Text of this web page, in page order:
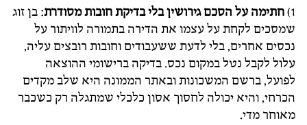
1) חתימה על הסכם גירושין בלי בדיקת חובות מסודרת: בן זוג
שמסכים לקחת על עצמו את הדירה בתמורה לוויתור על
נכסים אחרים, בלי לדעת ששעבודים וחובות רובצים עליה,
עלול לקבל נטל במקום נכס. בדיקה ברישומי ההוצאה
לפועל, ברשם המשכונות ובאתר הממונה היא שלב מקדים
הכרחי, והיא יכולה לחסוך אסון כלכלי שמתגלה רק כשכבר
מאוחר מדי.